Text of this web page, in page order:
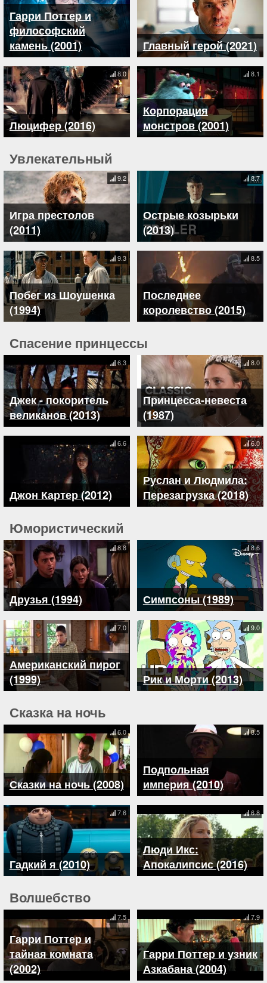
Гарри Поттер и
философский
камень (2001)
Главный герой (2021)
Люцифер (2016)
8.0
Корпорация
монстров (2001)
8.1
Увлекательный
Игра престолов
(2011)
9.2
Острые козырьки
(2013)
8.7
Побег из Шоушенка
(1994)
9.3
Последнее
королевство (2015)
8.5
Спасение принцессы
Джек - покоритель
великанов (2013)
6.3
Принцесса-невеста
(1987)
8.0
Джон Картер (2012)
6.6
Руслан и Людмила:
Перезагрузка (2018)
6.0
Юмористический
Друзья (1994)
8.8
Симпсоны (1989)
8.6
Американский пирог
(1999)
7.0
Рик и Морти (2013)
9.0
Сказка на ночь
Сказки на ночь (2008)
6.0
Подпольная
империя (2010)
8.5
Гадкий я (2010)
7.6
Люди Икс:
Апокалипсис (2016)
6.8
Волшебство
Гарри Поттер и
тайная комната
(2002)
7.5
Гарри Поттер и узник
Азкабана (2004)
7.9